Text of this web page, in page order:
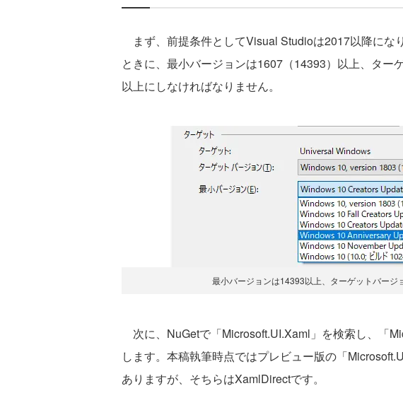
まず、前提条件としてVisual Studioは2017以降にな
ときに、最小バージョンは1607（14393）以上、ター
以上にしなければなりません。
最小バージョンは14393以上、ターゲットバージ
次に、NuGetで「Microsoft.UI.Xaml」を検索し、「
します。本稿執筆時点ではプレビュー版の「
ありますが、そちらはXamlDirectです。